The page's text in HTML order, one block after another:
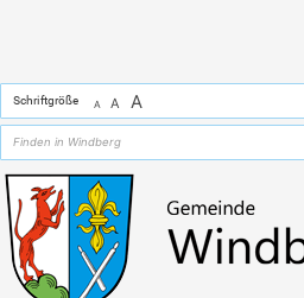
Schriftgröße A A A